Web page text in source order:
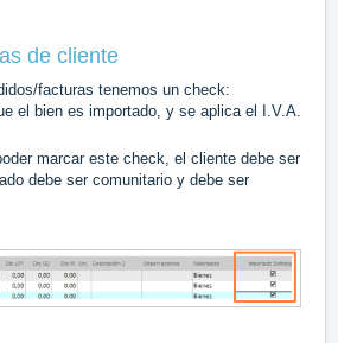
de cliente
facturas tenemos un check:
el bien es importado, y se aplica el I.V.A.
marcar este check, el cliente debe ser
debe ser comunitario y debe ser